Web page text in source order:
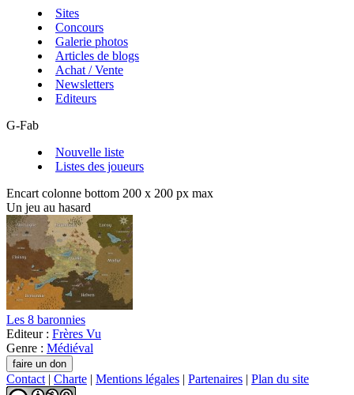
Sites
Concours
Galerie photos
Articles de blogs
Achat / Vente
Newsletters
Editeurs
G-Fab
Nouvelle liste
Listes des joueurs
Encart colonne bottom 200 x 200 px max
Un jeu au hasard
Les 8 baronnies
Editeur : Frères Vu
Genre : Médiéval
Contact | Charte | Mentions légales | Partenaires | Plan du site